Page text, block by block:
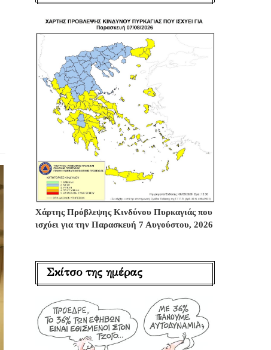
Χάρτης Πρόβλεψης Κινδύνου Πυρκαγιάς που
ισχύει για την Παρασκευή 7 Αυγούστου, 2026
Σκίτσο της ημέρας